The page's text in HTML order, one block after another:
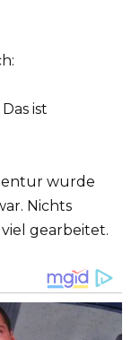
ist
wurde
Nichts
gearbeitet.